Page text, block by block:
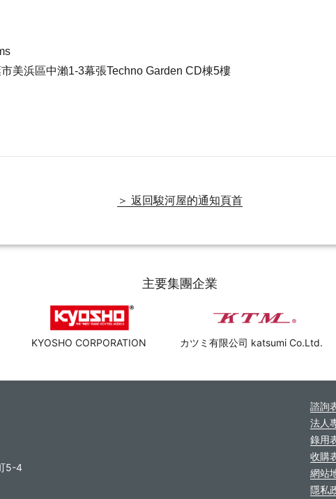
美浜區中瀨1-3幕張Techno Garden CD棟5樓
＞ 返回駿河屋的通知頁首
主要集團企業
KYOSHO CORPORATION カツミ有限公司 katsumi Co.Ltd.
5-4
諮詢
法人
錄用
收購
網站
隱私